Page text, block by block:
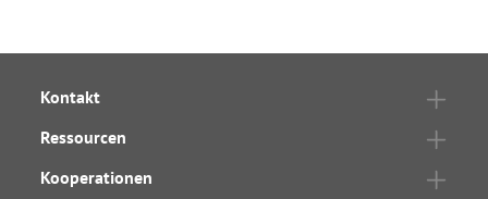
Kontakt
Ressourcen
Kooperationen